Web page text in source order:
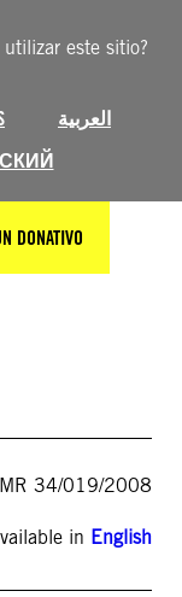
este sitio?
العربية
DONATIVO
34/019/2008
in English